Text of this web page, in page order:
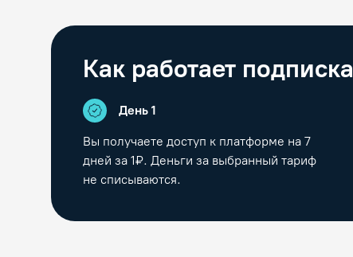
Как работает подписка
День 1
Вы получаете доступ к платформе на 7
дней за 1₽. Деньги за выбранный тариф
не списываются.